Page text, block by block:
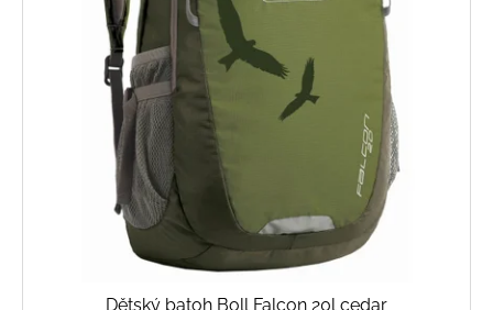
Dětský batoh Boll Falcon 20l cedar